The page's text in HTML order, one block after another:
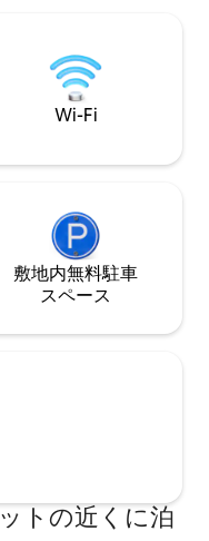
ト
な
が
Wi-Fi
敷地内無料駐⁠車
ス⁠ペ⁠ー⁠ス
トの近くに泊